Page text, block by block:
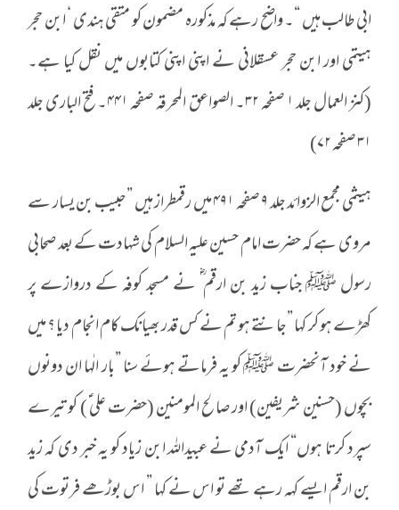
ابی طالب ہیں “۔ واضح رہے کہ مذکورہ مضمون کو متقی ہندی ‘ ابن حجر
ہیتمی اور ابن حجر عسقلانی نے اپنی اپنی کتابوں میں نقل کیا ہے۔
(کنز العمال جلد ۱ صفحہ ۳۲۔ الصواعق المحرقہ صفحہ ۴۴۱۔ فتح الباری جلد
۳۱ صفحہ ۷۲)
ہیثمی مجمع الزوائد جلد ۹ صفحہ ۴۹۱ میں رقمطراز ہیں ”حبیب بن یسار سے
مروی ہے کہ حضرت امام حسین علیہ السلام کی شہادت کے بعد صحابی
رسول ﷺ جناب زید بن ارقم ؓ نے مسجد کوفہ کے دروازے پر
کھڑے ہو کر کہا ”جانتے ہو تم نے کس قدر بھیانک کام انجام دیا ؟ میں
نے خود آنحضرت ﷺ کو یہ فرماتے ہوئے سنا ”بار الٰہا ان دونوں
بچوں (حسنین شریفین) اور صالح المومنین (حضرت علی ؑ) کو تیرے
سپرد کرتا ہوں“ ایک آدمی نے عبیداللہ ابن زیاد کو یہ خبر دی کہ زید
بن ارقم ایسے کہہ رہے تھے تو اس نے کہا ” اس بوڑھے فرتوت کی